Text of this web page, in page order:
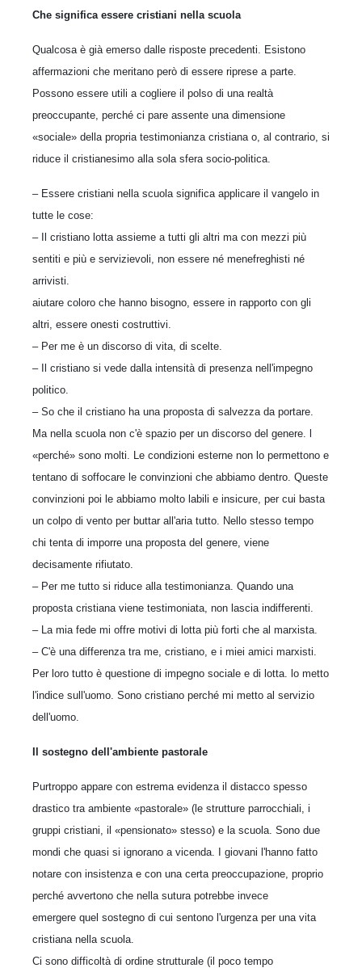
Che significa essere cristiani nella scuola
Qualcosa è già emerso dalle risposte precedenti. Esistono
affermazioni che meritano però di essere riprese a parte.
Possono essere utili a cogliere il polso di una realtà
preoccupante, perché ci pare assente una dimensione
«sociale» della propria testimonianza cristiana o, al contrario, si
riduce il cristianesimo alla sola sfera socio-politica.
– Essere cristiani nella scuola significa applicare il vangelo in
tutte le cose:
– Il cristiano lotta assieme a tutti gli altri ma con mezzi più
sentiti e più e servizievoli, non essere né menefreghisti né
arrivisti.
aiutare coloro che hanno bisogno, essere in rapporto con gli
altri, essere onesti costruttivi.
– Per me è un discorso di vita, di scelte.
– Il cristiano si vede dalla intensità di presenza nell'impegno
politico.
– So che il cristiano ha una proposta di salvezza da portare.
Ma nella scuola non c'è spazio per un discorso del genere. l
«perché» sono molti. Le condizioni esterne non lo permettono e
tentano di soffocare le convinzioni che abbiamo dentro. Queste
convinzioni poi le abbiamo molto labili e insicure, per cui basta
un colpo di vento per buttar all'aria tutto. Nello stesso tempo
chi tenta di imporre una proposta del genere, viene
decisamente rifiutato.
– Per me tutto si riduce alla testimonianza. Quando una
proposta cristiana viene testimoniata, non lascia indifferenti.
– La mia fede mi offre motivi di lotta più forti che al marxista.
– C'è una differenza tra me, cristiano, e i miei amici marxisti.
Per loro tutto è questione di impegno sociale e di lotta. lo metto
l'indice sull'uomo. Sono cristiano perché mi metto al servizio
dell'uomo.
Il sostegno dell'ambiente pastorale
Purtroppo appare con estrema evidenza il distacco spesso
drastico tra ambiente «pastorale» (le strutture parrocchiali, i
gruppi cristiani, il «pensionato» stesso) e la scuola. Sono due
mondi che quasi si ignorano a vicenda. I giovani l'hanno fatto
notare con insistenza e con una certa preoccupazione, proprio
perché avvertono che nella sutura potrebbe invece
emergere quel sostegno di cui sentono l'urgenza per una vita
cristiana nella scuola.
Ci sono difficoltà di ordine strutturale (il poco tempo